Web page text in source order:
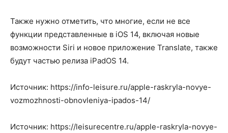
Также нужно отметить, что многие, если не все
функции представленные в iOS 14, включая новые
возможности Siri и новое приложение Translate, также
будут частью релиза iPadOS 14.
Источник: https://info-leisure.ru/apple-raskryla-novye-
vozmozhnosti-obnovleniya-ipados-14/
Источник: https://leisurecentre.ru/apple-raskryla-novye-